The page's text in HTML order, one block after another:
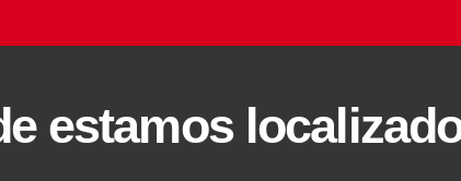
estamos